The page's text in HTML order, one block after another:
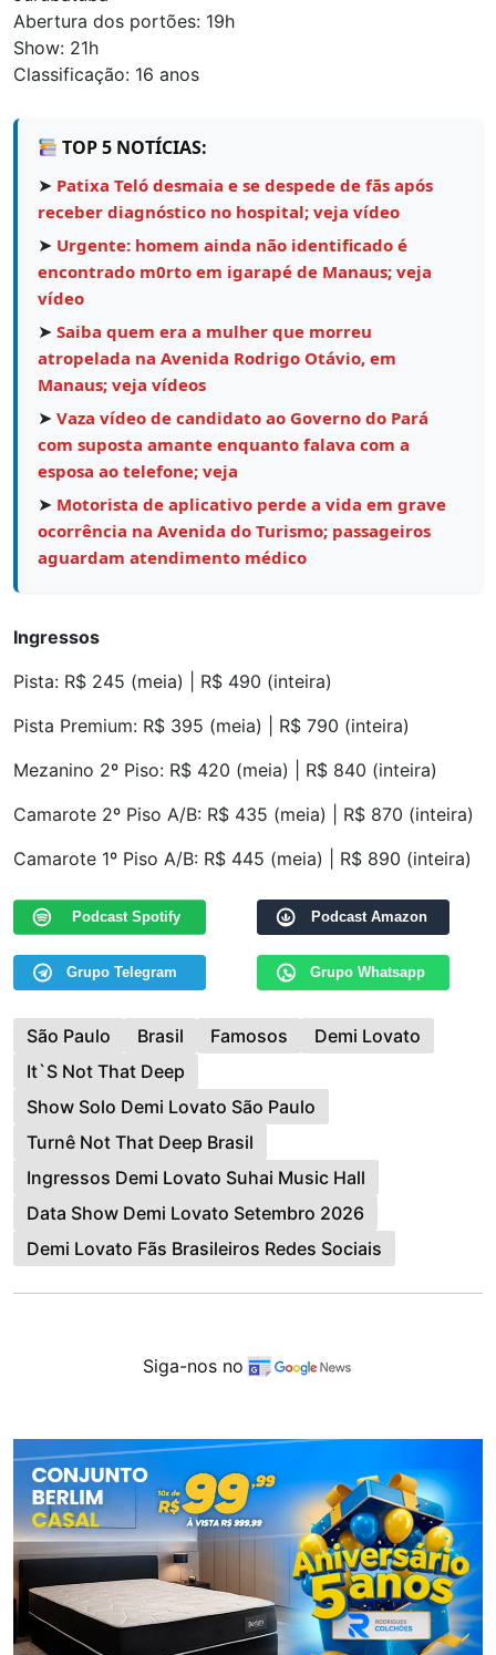
Abertura dos portões: 19h
Show: 21h
Classificação: 16 anos
TOP 5 NOTÍCIAS:
➤ Patixa Teló desmaia e se despede de fãs após
receber diagnóstico no hospital; veja vídeo
➤ Urgente: homem ainda não identificado é
encontrado m0rto em igarapé de Manaus; veja
vídeo
➤ Saiba quem era a mulher que morreu
atropelada na Avenida Rodrigo Otávio, em
Manaus; veja vídeos
➤ Vaza vídeo de candidato ao Governo do Pará
com suposta amante enquanto falava com a
esposa ao telefone; veja
➤ Motorista de aplicativo perde a vida em grave
ocorrência na Avenida do Turismo; passageiros
aguardam atendimento médico
Ingressos
Pista: R$ 245 (meia) | R$ 490 (inteira)
Pista Premium: R$ 395 (meia) | R$ 790 (inteira)
Mezanino 2º Piso: R$ 420 (meia) | R$ 840 (inteira)
Camarote 2º Piso A/B: R$ 435 (meia) | R$ 870 (inteira)
Camarote 1º Piso A/B: R$ 445 (meia) | R$ 890 (inteira)
Podcast Spotify Podcast Amazon
Grupo Telegram Grupo Whatsapp
São Paulo Brasil Famosos
Demi Lovato
It`s Not That Deep
Show Solo Demi Lovato São Paulo
Turnê Not That Deep Brasil
Ingressos Demi Lovato Suhai Music Hall
Data Show Demi Lovato Setembro 2026
Demi Lovato Fãs Brasileiros Redes Sociais
Siga-nos no